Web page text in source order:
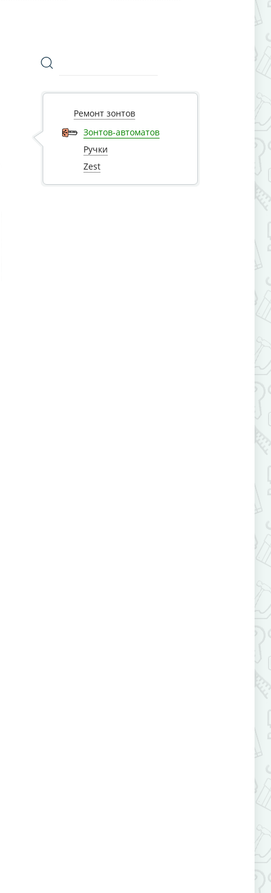
Ремонт зонтов
Зонтов-автоматов
Ручки
Zest